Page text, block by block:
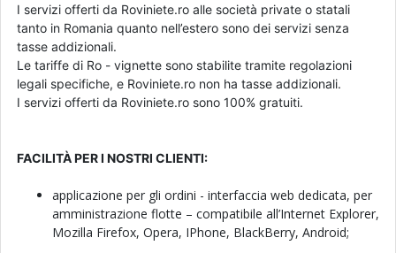
I servizi offerti da Roviniete.ro alle società private o statali
tanto in Romania quanto nell’estero sono dei servizi senza
tasse addizionali.
Le tariffe di Ro - vignette sono stabilite tramite regolazioni
legali specifiche, e Roviniete.ro non ha tasse addizionali.
I servizi offerti da Roviniete.ro sono 100% gratuiti.
FACILITÀ PER I NOSTRI CLIENTI:
applicazione per gli ordini - interfaccia web dedicata, per
amministrazione flotte – compatibile all’Internet Explorer,
Mozilla Firefox, Opera, IPhone, BlackBerry, Android;